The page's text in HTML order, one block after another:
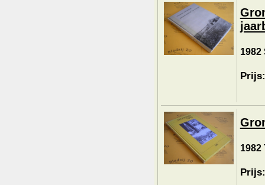
1982
1982